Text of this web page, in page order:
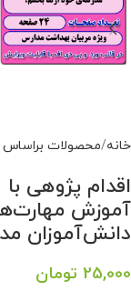
خانه محصولات
اقدام پژوهی
آموزش
دانش‌آموزان
25,000 تومان